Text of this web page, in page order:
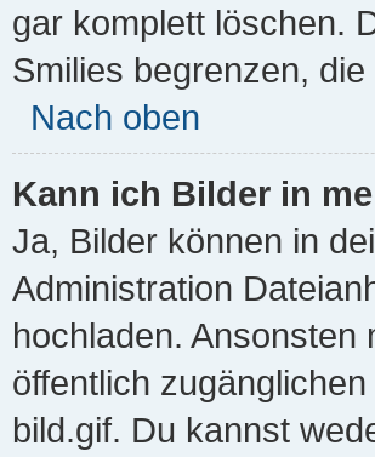
gar komplett löschen.
Smilies begrenzen,
Nach oben
Kann ich Bilder in
Ja, Bilder können in
Administration
hochladen.
öffentlich
bild.gif. Du kannst